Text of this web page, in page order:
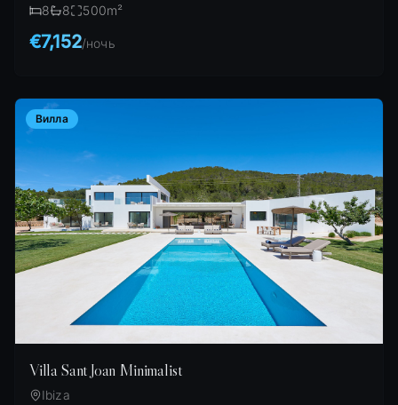
8
8 500m²
€7,152/ночь
Вилла
Villa Sant Joan Minimalist
Ibiza